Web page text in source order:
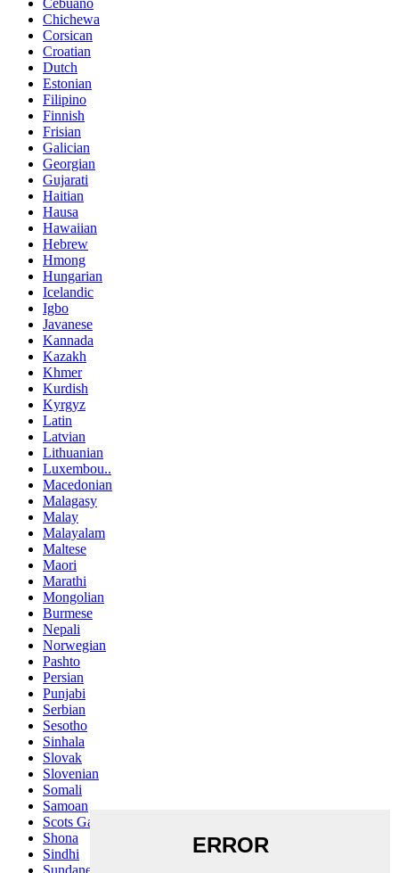
Cebuano
Chichewa
Corsican
Croatian
Dutch
Estonian
Filipino
Finnish
Frisian
Galician
Georgian
Gujarati
Haitian
Hausa
Hawaiian
Hebrew
Hmong
Hungarian
Icelandic
Igbo
Javanese
Kannada
Kazakh
Khmer
Kurdish
Kyrgyz
Latin
Latvian
Lithuanian
Luxembou..
Macedonian
Malagasy
Malay
Malayalam
Maltese
Maori
Marathi
Mongolian
Burmese
Nepali
Norwegian
Pashto
Persian
Punjabi
Serbian
Sesotho
Sinhala
Slovak
Slovenian
Somali
Samoan
Scots Gaelic
Shona
Sindhi
Sundanese